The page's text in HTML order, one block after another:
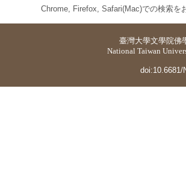
Chrome, Firefox, Safari(Mac)での検索を
臺灣大學文學院佛
National Taiwan
doi:10.6681/